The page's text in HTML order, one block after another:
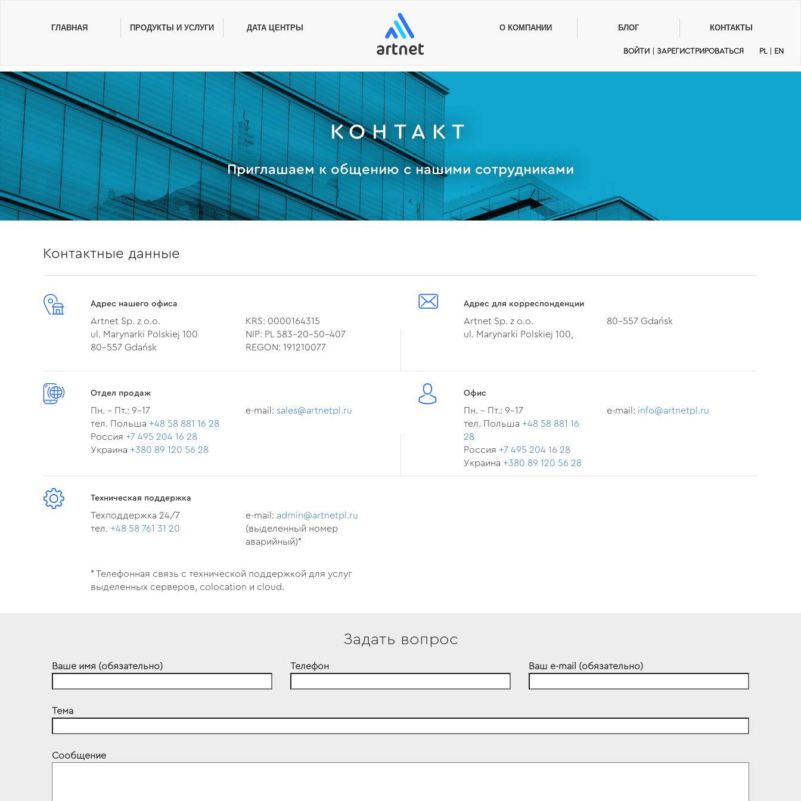
ГЛАВНАЯ ПРОДУКТЫ И УСЛУГИ ДАТА ЦЕНТРЫ О КОМПАНИИ БЛОГ КОНТАКТЫ
PL EN
ВОЙТИ ЗАРЕГИСТРИРОВАТЬСЯ
КОНТАКТ
Приглашаем к общению с нашими сотрудниками
Контактные данные
Адрес нашего офиса
Artnet Sp. z o.o.
ul. Marynarki Polskiej 100
80-557 Gdańsk
KRS: 0000164315
NIP: PL 583-20-50-407
REGON: 191210077
Адрес для корреспонденции
Artnet Sp. z o.o.
ul. Marynarki Polskiej 100,
80-557 Gdańsk
Отдел продаж
Пн. - Пт.: 9-17
тел. Польша +48 58 881 16 28
Россия +7 495 204 16 28
Украина +380 89 120 56 28
e-mail: sales@artnetpl.ru
Офис
Пн. - Пт.: 9-17
тел. Польша +48 58 881 16
28
Россия +7 495 204 16 28
Украина +380 89 120 56 28
e-mail: info@artnetpl.ru
Техническая поддержка
Техподдержка 24/7
тел. +48 58 761 31 20
e-mail: admin@artnetpl.ru
(выделенный номер
аварийный)*
* Телефонная связь с технической поддержкой для услуг
выделенных серверов, colocation и cloud.
Задать вопрос
Ваше имя (обязательно) Телефон Ваш e-mail (обязательно)
Тема
Сообщение